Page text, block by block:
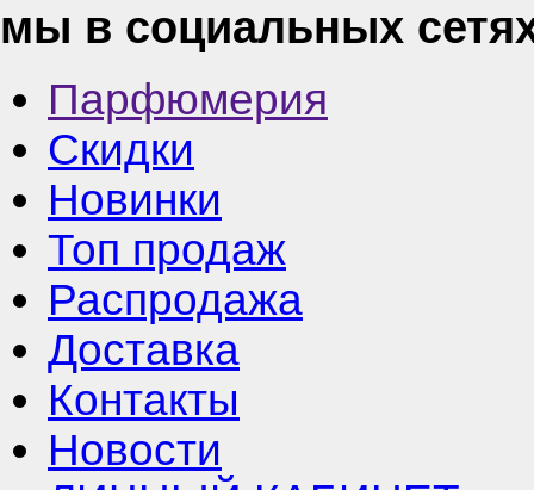
мы в социальных
Парфюмерия
Скидки
Новинки
Топ продаж
Распродажа
Доставка
Контакты
Новости